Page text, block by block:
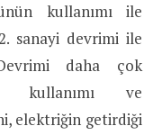
kullanımı ile
sanayi devrimi ile
daha çok
kullanımı ve
elektriğin getirdiği